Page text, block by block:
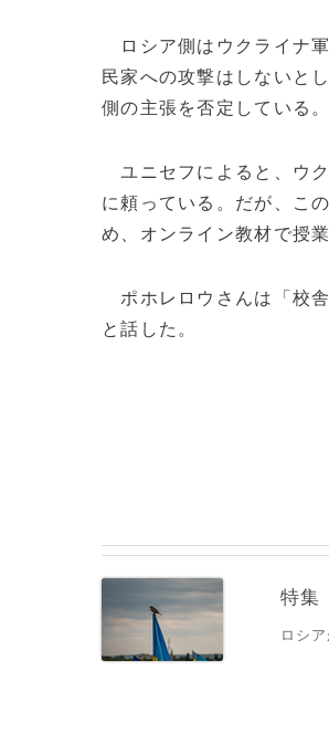
ロシア側はウクライナ
民家への攻撃はしないと
側の主張を否定している。
ユニセフによると、ウ
に頼っている。だが、こ
め、オンライン教材で授
ポホレロウさんは「校舎
と話した。
特集
ロシ